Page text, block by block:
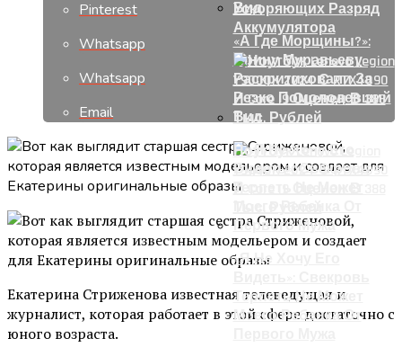
«А Где Морщины?»:
Ирину Муравьеву
Раскритиковали За
Резко Помолодевший
Вид
«Я Не Хочу Его
Терпеть Не Может
Моего Ребенка От
Ускоряющих Разряд
Аккумулятора
Ноутбук Lenovo Legion
Y9000K 2024 С RTX4090
И Core I9 Оценен В 388
Pinterest
Whatsapp
Whatsapp
Email
Екатерина Стриженова известная телеведущая и
журналист, которая работает в этой сфере достаточно с
юного возраста.